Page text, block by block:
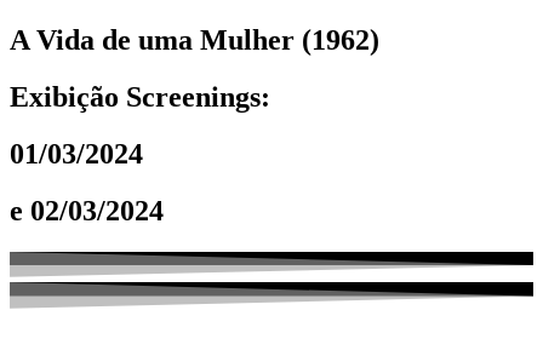
A Vida de uma Mulher (1962)
Exibição Screenings:
01/03/2024
e 02/03/2024